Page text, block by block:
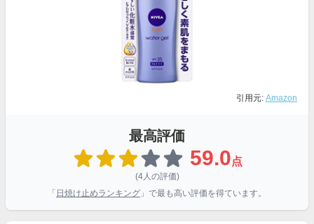
引用元: Amazon
最高評価
59.0点
(4人の評価)
「 日焼け止めランキング 」で最も高い評価を得ています。